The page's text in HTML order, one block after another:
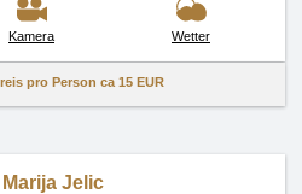
Kamera Wetter
pro Person ca 15 EUR
Jelic